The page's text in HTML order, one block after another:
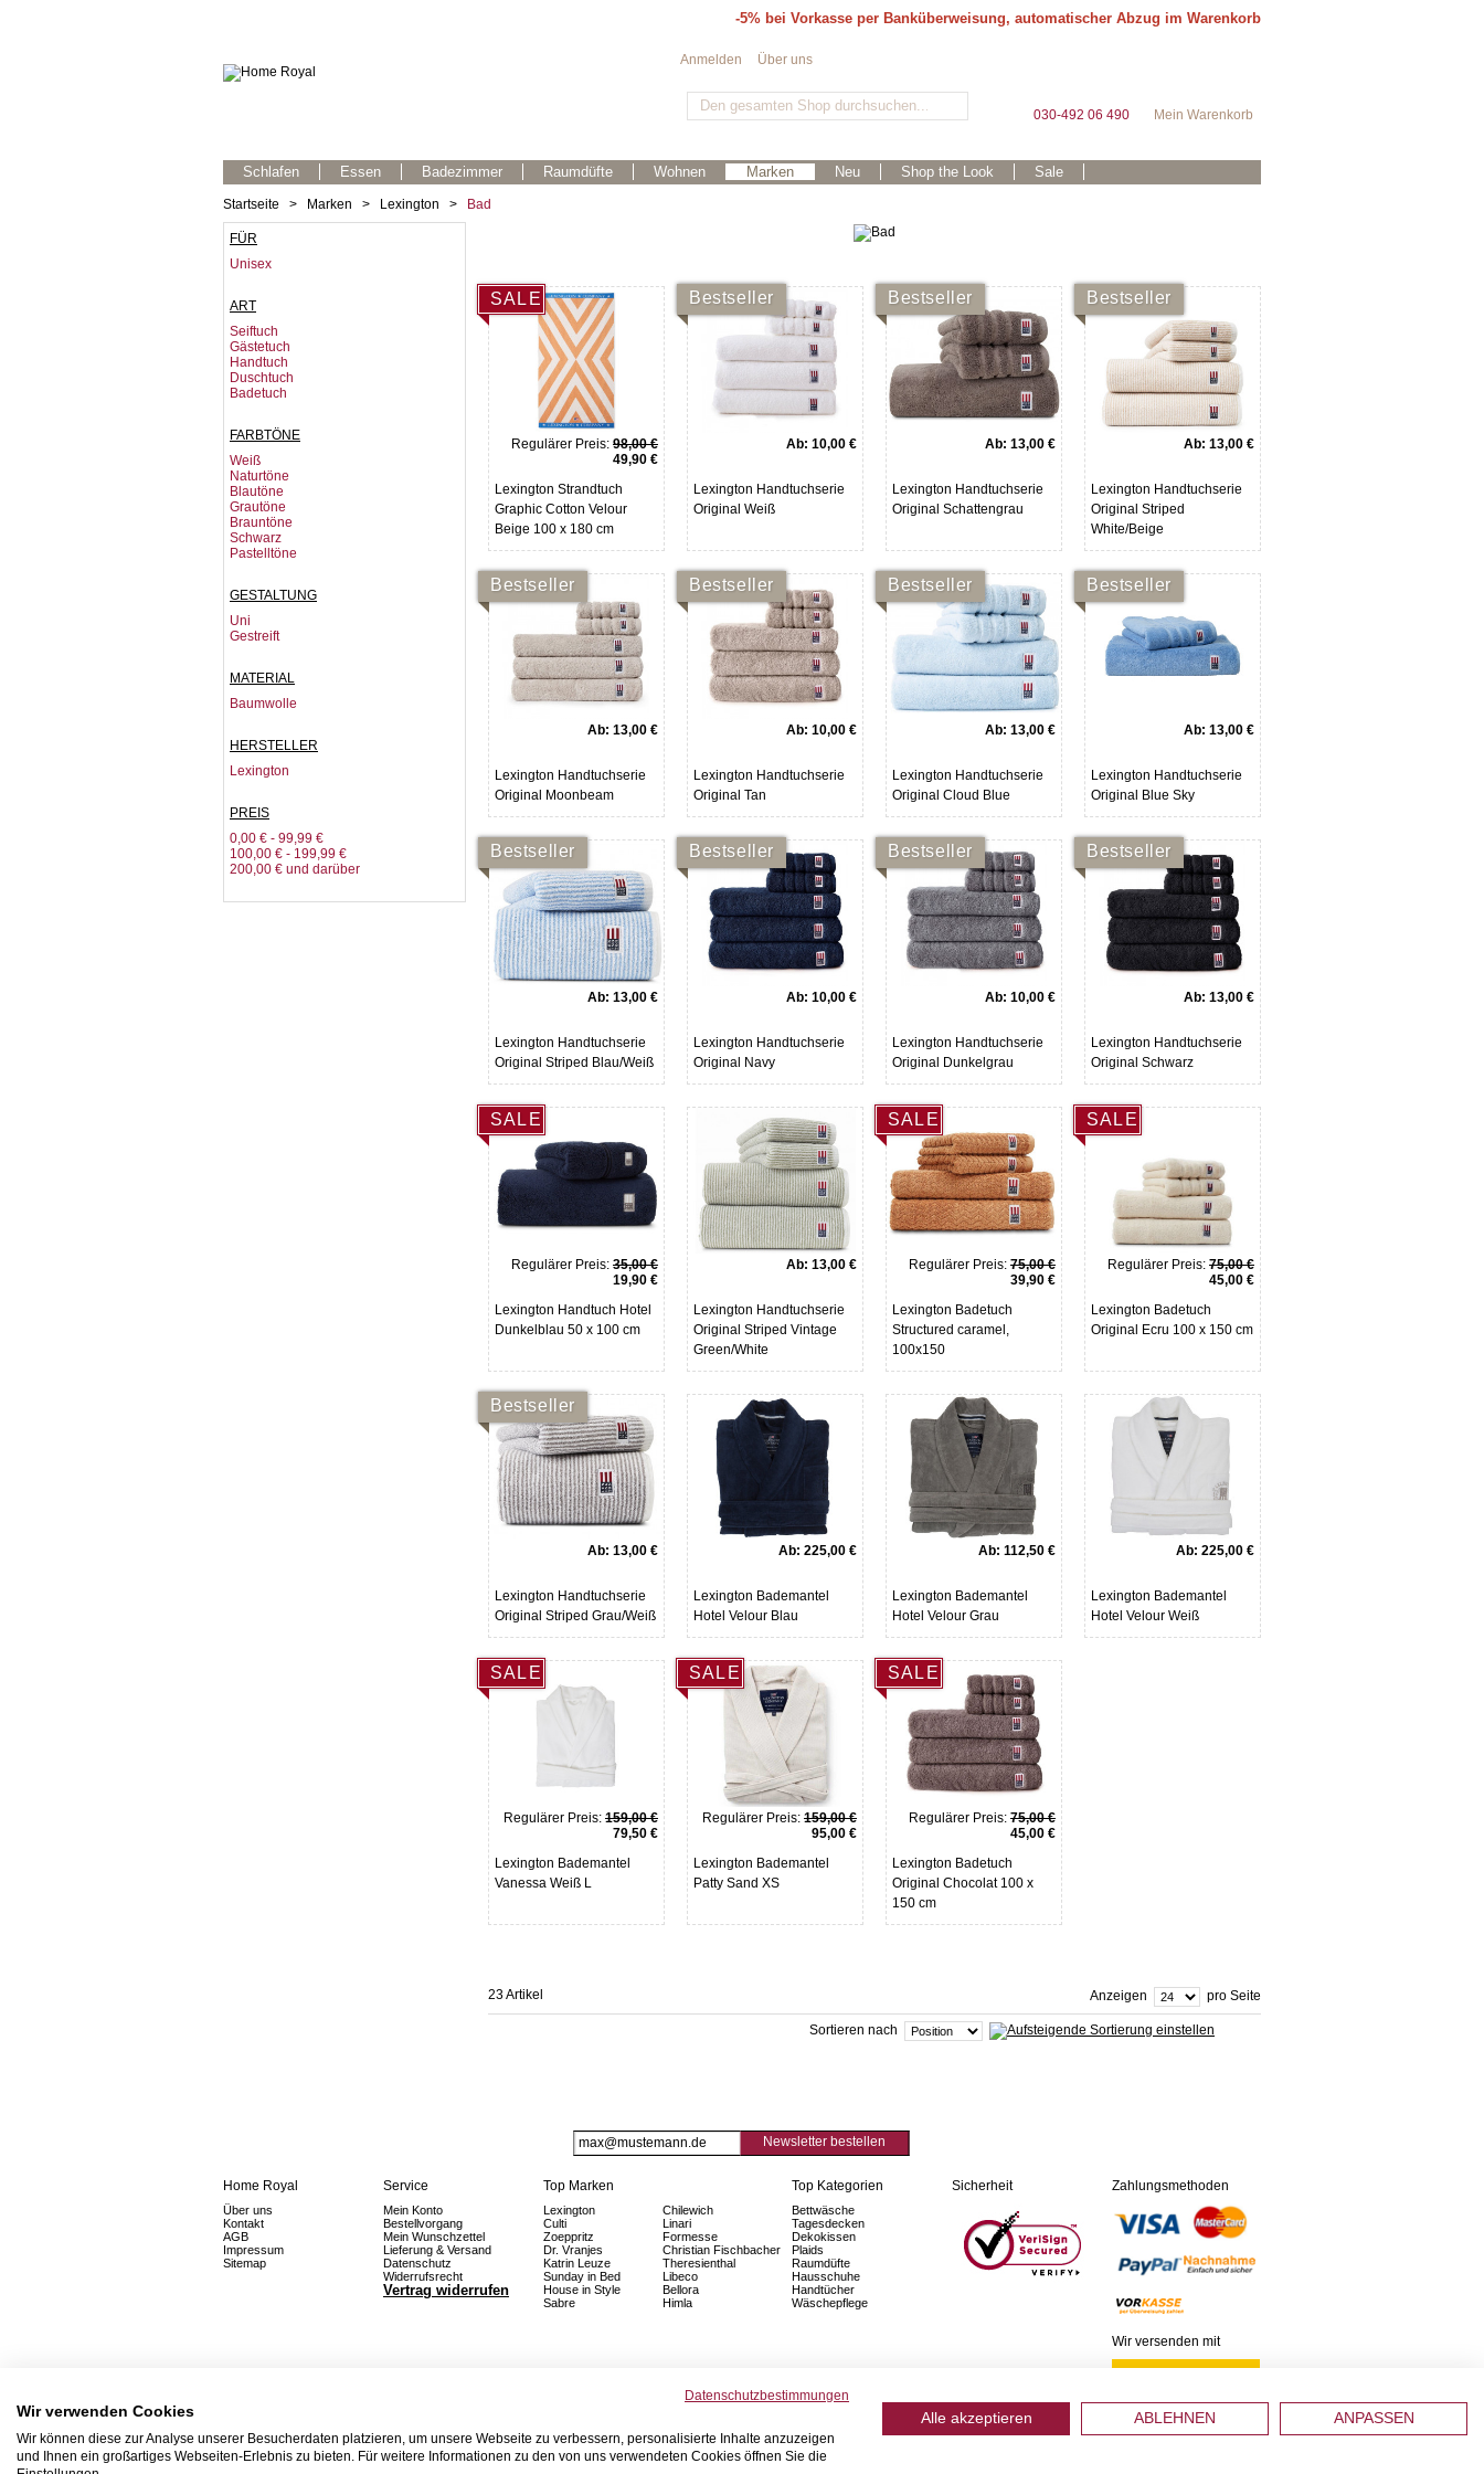
-5% bei Vorkasse per Banküberweisung, automatischer Abzug im Warenkorb
Mein Warenkorb
030-492 06 490
Schlafen Essen Badezimmer Raumdüfte Wohnen Marken Neu Shop the Look Sale
Anmelden Über uns
Startseite > Marken > Lexington > Bad
FÜR
Unisex
ART
Seiftuch
Gästetuch
Handtuch
Duschtuch
Badetuch
FARBTÖNE
Weiß
Naturtöne
Blautöne
Grautöne
Brauntöne
Schwarz
Pastelltöne
GESTALTUNG
Uni
Gestreift
MATERIAL
Baumwolle
HERSTELLER
Lexington
PREIS
0,00 € - 99,99 €
100,00 € - 199,99 €
200,00 € und darüber
SALE
Regulärer Preis: 98,00 €
49,90 €
Lexington Strandtuch
Graphic Cotton Velour
Beige 100 x 180 cm
Bestseller
Ab: 10,00 €
Lexington Handtuchserie
Original Weiß
Bestseller
Ab: 13,00 €
Lexington Handtuchserie
Original Schattengrau
Bestseller
Ab: 13,00 €
Lexington Handtuchserie
Original Striped
White/Beige
Bestseller
Ab: 13,00 €
Lexington Handtuchserie
Original Moonbeam
Bestseller
Ab: 10,00 €
Lexington Handtuchserie
Original Tan
Bestseller
Ab: 13,00 €
Lexington Handtuchserie
Original Cloud Blue
Bestseller
Ab: 13,00 €
Lexington Handtuchserie
Original Blue Sky
Bestseller
Ab: 13,00 €
Lexington Handtuchserie
Original Striped Blau/Weiß
Bestseller
Ab: 10,00 €
Lexington Handtuchserie
Original Navy
Bestseller
Ab: 10,00 €
Lexington Handtuchserie
Original Dunkelgrau
Bestseller
Ab: 13,00 €
Lexington Handtuchserie
Original Schwarz
SALE
Regulärer Preis: 35,00 €
19,90 €
Lexington Handtuch Hotel
Dunkelblau 50 x 100 cm
Ab: 13,00 €
Lexington Handtuchserie
Original Striped Vintage
Green/White
SALE
Regulärer Preis: 75,00 €
39,90 €
Lexington Badetuch
Structured caramel,
100x150
SALE
Regulärer Preis: 75,00 €
45,00 €
Lexington Badetuch
Original Ecru 100 x 150 cm
Bestseller
Ab: 13,00 €
Lexington Handtuchserie
Original Striped Grau/Weiß
Ab: 225,00 €
Lexington Bademantel
Hotel Velour Blau
Ab: 112,50 €
Lexington Bademantel
Hotel Velour Grau
Ab: 225,00 €
Lexington Bademantel
Hotel Velour Weiß
SALE
Regulärer Preis: 159,00 €
79,50 €
Lexington Bademantel
Vanessa Weiß L
SALE
Regulärer Preis: 159,00 €
95,00 €
Lexington Bademantel
Patty Sand XS
SALE
Regulärer Preis: 75,00 €
45,00 €
Lexington Badetuch
Original Chocolat 100 x
150 cm
23 Artikel Anzeigen pro Seite
Sortieren nach
Newsletter bestellen
Home Royal
Über uns
Kontakt
AGB
Impressum
Sitemap
Service
Mein Konto
Bestellvorgang
Mein Wunschzettel
Lieferung & Versand
Datenschutz
Widerrufsrecht
Vertrag widerrufen
Top Marken
Lexington
Chilewich
Culti
Linari
Zoeppritz
Formesse
Dr. Vranjes
Christian Fischbacher
Katrin Leuze
Theresienthal
Sunday in Bed
Libeco
House in Style
Bellora
Sabre
Himla
Top Kategorien
Bettwäsche
Tagesdecken
Dekokissen
Plaids
Raumdüfte
Hausschuhe
Handtücher
Wäschepflege
Sicherheit Zahlungsmethoden
Wir versenden mit
Datenschutzbestimmungen
Wir verwenden Cookies
Wir können diese zur Analyse unserer Besucherdaten platzieren, um unsere Webseite zu verbessern, personalisierte Inhalte anzuzeigen
und Ihnen ein großartiges Webseiten-Erlebnis zu bieten. Für weitere Informationen zu den von uns verwendeten Cookies öffnen Sie die
Alle akzeptieren ABLEHNEN ANPASSEN